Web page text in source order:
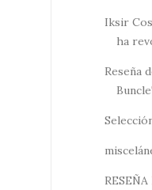
Iksir
ha
Reseña